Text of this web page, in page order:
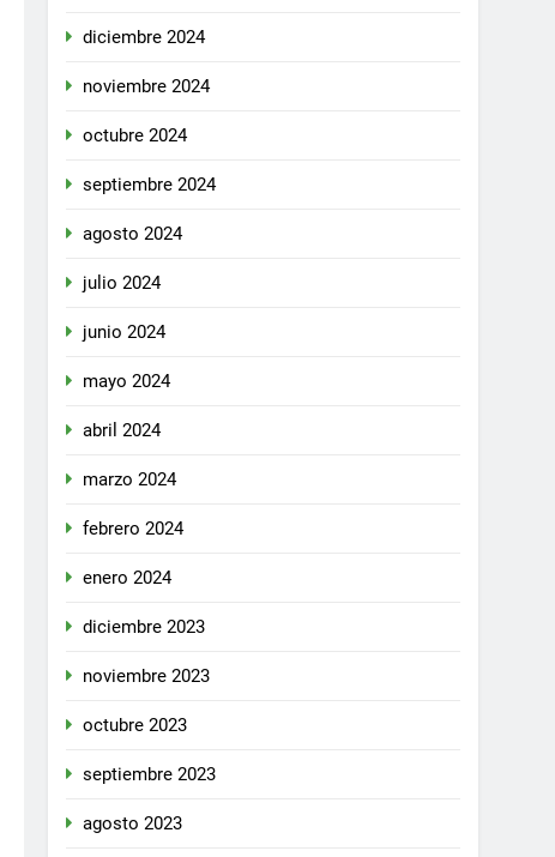
diciembre 2024
noviembre 2024
octubre 2024
septiembre 2024
agosto 2024
julio 2024
junio 2024
mayo 2024
abril 2024
marzo 2024
febrero 2024
enero 2024
diciembre 2023
noviembre 2023
octubre 2023
septiembre 2023
agosto 2023